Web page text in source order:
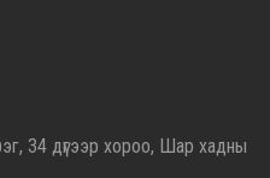
34 дүгээр хороо, Шар хадны